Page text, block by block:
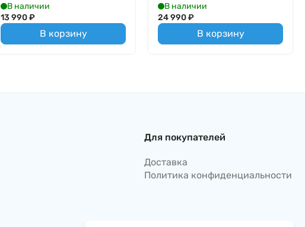
В наличии
13 990₽
В корзину
В наличии
24 990₽
В корзину
Для покупателей
Доставка
Политика конфиденциальности